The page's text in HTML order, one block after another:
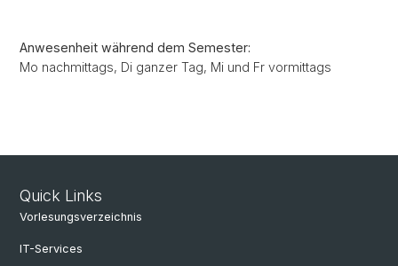
Anwesenheit während dem Semester:
Mo nachmittags, Di ganzer Tag, Mi und Fr vormittags
Quick Links
Vorlesungsverzeichnis
IT-Services